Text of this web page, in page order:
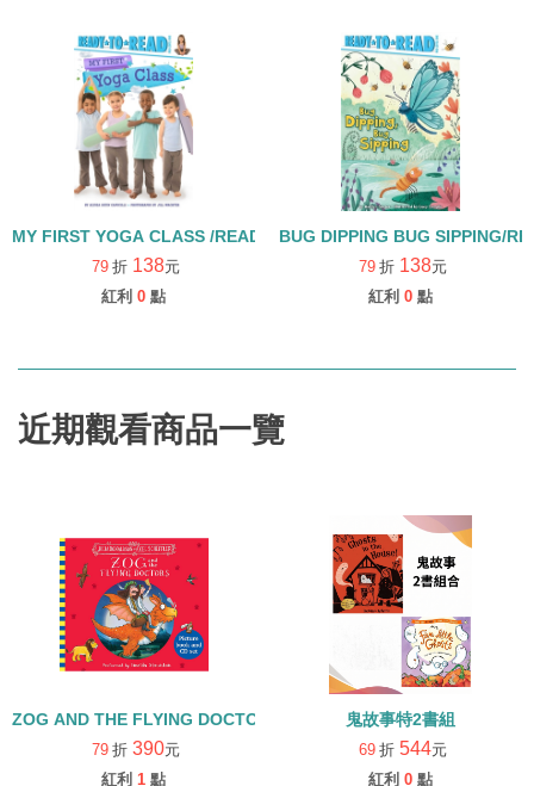
MY FIRST YOGA CLASS /READ TO READ LEVEL1
79 折 138元
紅利 0 點
BUG DIPPING BUG SIPPING/
79 折 138元
紅利 0 點
近期觀看商品一覽
ZOG AND THE FLYING DOCTORS/英文繪本+CD
79 折 390元
紅利 1 點
鬼故事特2書組
69 折 544元
紅利 0 點